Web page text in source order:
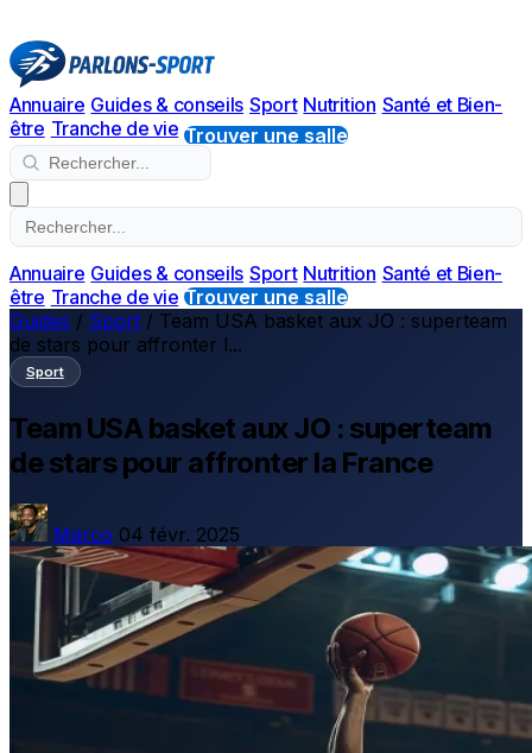
Annuaire Guides & conseils Sport Nutrition Santé et Bien-
être Tranche de vie Trouver une salle
Annuaire Guides & conseils Sport Nutrition Santé et Bien-
être Tranche de vie Trouver une salle
Guides / Sport / Team USA basket aux JO : superteam
de stars pour affronter l...
Sport
Team USA basket aux JO : superteam
de stars pour affronter la France
Marco 04 févr. 2025